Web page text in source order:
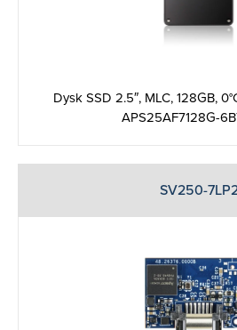
Dysk SSD 2.5″, MLC, 128GB,
APS25AF7128G-
SV250-